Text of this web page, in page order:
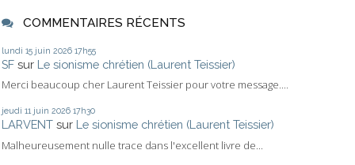
COMMENTAIRES RÉCENTS
lundi 15 juin 2026 17h55
SF sur Le sionisme chrétien (Laurent Teissier)
Merci beaucoup cher Laurent Teissier pour votre message....
jeudi 11 juin 2026 17h30
LARVENT sur Le sionisme chrétien (Laurent Teissier)
Malheureusement nulle trace dans l'excellent livre de...